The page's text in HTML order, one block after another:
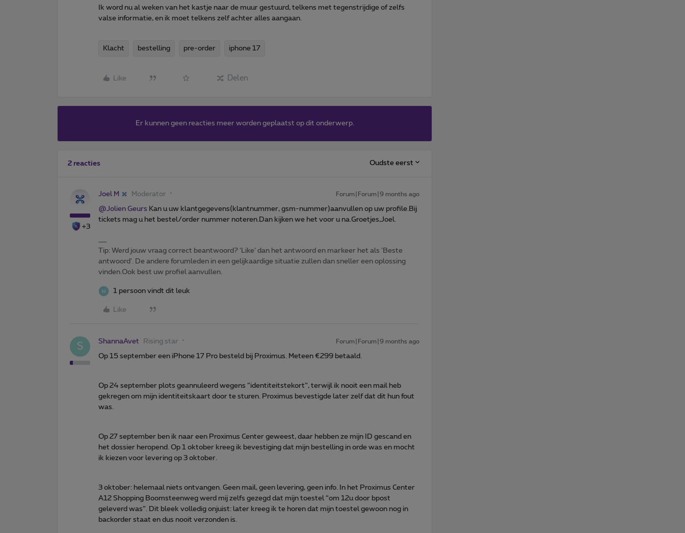
Ik word nu al weken van het kastje naar de muur gestuurd, telkens met tegenstrijdige of zelfs
valse informatie, en ik moet telkens zelf achter alles aangaan.
Klacht bestelling pre-order iphone 17
Like Delen
Er kunnen geen reacties meer worden geplaatst op dit onderwerp.
2 reacties Oudste eerst
+3
Joel M Moderator Forum|Forum|9 months ago
@Jolien Geurs Kan u uw klantgegevens(klantnummer, gsm-nummer)aanvullen op uw profile.Bij
tickets mag u het bestel/order nummer noteren.Dan kijken we het voor u na.Groetjes,Joel.
Tip: Werd jouw vraag correct beantwoord? ‘Like’ dan het antwoord en markeer het als 'Beste
antwoord'. De andere forumleden in een gelijkaardige situatie zullen dan sneller een oplossing
vinden.Ook best uw profiel aanvullen.
1 persoon vindt dit leuk
Like
S ShannaAvet Rising star Forum|Forum|9 months ago
Op 15 september een iPhone 17 Pro besteld bij Proximus. Meteen €299 betaald.
Op 24 september plots geannuleerd wegens “identiteitstekort”, terwijl ik nooit een mail heb
gekregen om mijn identiteitskaart door te sturen. Proximus bevestigde later zelf dat dit hun fout
was.
Op 27 september ben ik naar een Proximus Center geweest, daar hebben ze mijn ID gescand en
het dossier heropend. Op 1 oktober kreeg ik bevestiging dat mijn bestelling in orde was en mocht
ik kiezen voor levering op 3 oktober.
3 oktober: helemaal niets ontvangen. Geen mail, geen levering, geen info. In het Proximus Center
A12 Shopping Boomsteenweg werd mij zelfs gezegd dat mijn toestel “om 12u door bpost
geleverd was”. Dit bleek volledig onjuist: later kreeg ik te horen dat mijn toestel gewoon nog in
backorder staat en dus nooit verzonden is.